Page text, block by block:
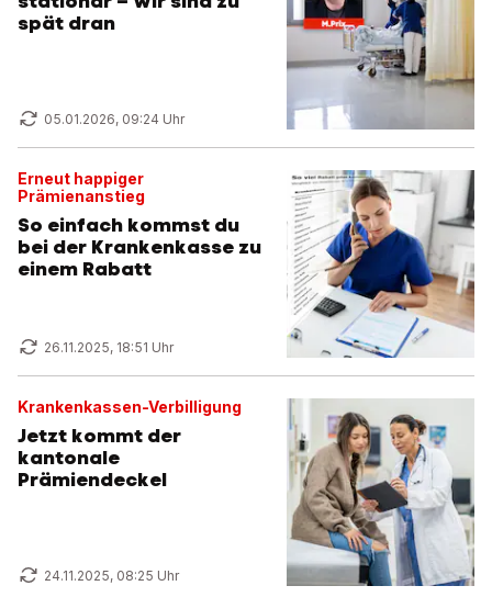
spät dran
05.01.2026, 09:24 Uhr
Erneut happiger
Prämienanstieg
So einfach kommst du
bei der Krankenkasse zu
einem Rabatt
26.11.2025, 18:51 Uhr
Krankenkassen-Verbilligung
Jetzt kommt der
kantonale
Prämiendeckel
24.11.2025, 08:25 Uhr